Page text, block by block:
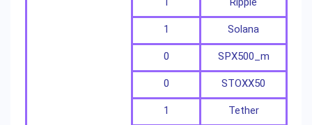
Solana
1
SPX500_m
0
STOXX50
0
Tether
1